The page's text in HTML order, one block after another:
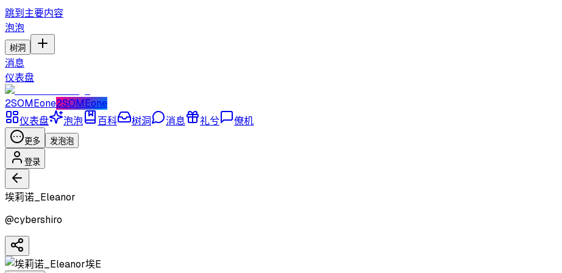
跳到主要内容
泡泡
树洞
消息
仪表盘
2SOMEone2SOMEone
仪表盘
泡泡 百科 树洞 消息 礼兮 僚机
更多 发泡泡
登录
埃莉诺_Eleanor
@cybershiro
埃E